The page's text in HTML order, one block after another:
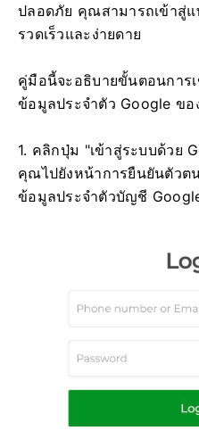
ปลอดภัย คุณสามารถเข้าสู่
รวดเร็วและง่ายดาย
คู่มือนี้จะอธิบายขั้นตอนการ
ข้อมูลประจำตัว Google ขอ
1. คลิกปุ่ม "เข้าสู่ระบบด้วย
คุณไปยังหน้าการยืนยันตัวต
ข้อมูลประจำตัวบัญชี